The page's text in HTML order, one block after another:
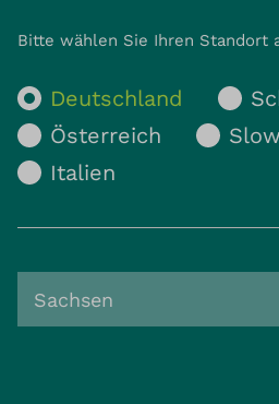
Bitte wählen Sie Ihren Standort
Deutschland
Österreich
Italien
Sachsen